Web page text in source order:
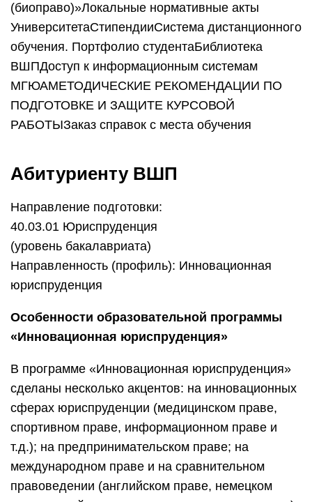
(биоправо)»Локальные нормативные акты
УниверситетаСтипендииСистема дистанционного
обучения. Портфолио студентаБиблиотека
ВШПДоступ к информационным системам
МГЮАМЕТОДИЧЕСКИЕ РЕКОМЕНДАЦИИ ПО
ПОДГОТОВКЕ И ЗАЩИТЕ КУРСОВОЙ
РАБОТЫЗаказ справок с места обучения
Абитуриенту ВШП
Направление подготовки:
40.03.01 Юриспруденция
(уровень бакалавриата)
Направленность (профиль): Инновационная
юриспруденция
Особенности образовательной программы
«Инновационная юриспруденция»
В программе «Инновационная юриспруденция»
сделаны несколько акцентов: на инновационных
сферах юриспруденции (медицинском праве,
спортивном праве, информационном праве и
т.д.); на предпринимательском праве; на
международном праве и на сравнительном
правоведении (английском праве, немецком